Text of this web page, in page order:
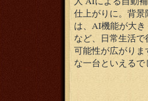
仕上がりに。背景
は、AI機能が大
など、日常生活
可能性が広がり
な一台といえるで